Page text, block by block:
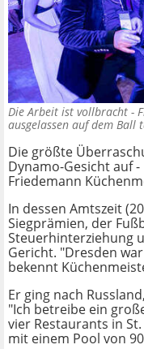
Die Arbeit ist vollbracht -
ausgelassen auf dem
Die größte
Dynamo-Gesicht auf
Friedemann
In dessen Amtszeit
Siegprämien, der
Steuerhinterziehung
Gericht. "Dresden
bekennt
Er ging nach
"Ich betreibe ein
vier Restaurants in
mit einem Pool von